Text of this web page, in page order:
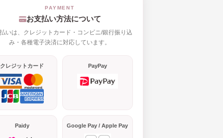
お支払い方法について
いは、クレジットカード・コンビニ/銀行振り込
み・各種電子決済に対応しています。
クレジットカード PayPay
Paidy Google Pay / Apple Pay